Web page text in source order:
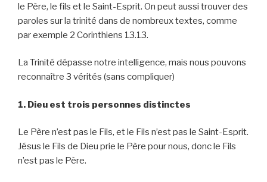
le Père, le fils et le Saint-Esprit. On peut aussi trouver des
paroles sur la trinité dans de nombreux textes, comme
par exemple 2 Corinthiens 13.13.
La Trinité dépasse notre intelligence, mais nous pouvons
reconnaître 3 vérités (sans compliquer)
1. Dieu est trois personnes distinctes
Le Père n’est pas le Fils, et le Fils n’est pas le Saint-Esprit.
Jésus le Fils de Dieu prie le Père pour nous, donc le Fils
n’est pas le Père.